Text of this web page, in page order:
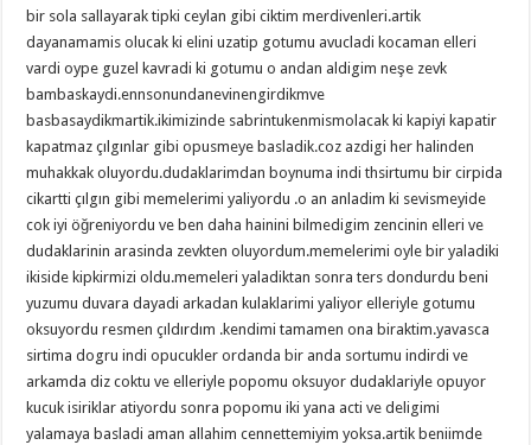
bir sola sallayarak tipki ceylan gibi ciktim merdivenleri.artik
dayanamamis olucak ki elini uzatip gotumu avucladi kocaman elleri
vardi oype guzel kavradi ki gotumu o andan aldigim neşe zevk
bambaskaydi.ennsonundanevinengirdikmve
basbasaydikmartik.ikimizinde sabrintukenmismolacak ki kapiyi kapatir
kapatmaz çılgınlar gibi opusmeye basladik.coz azdigi her halinden
muhakkak oluyordu.dudaklarimdan boynuma indi thsirtumu bir cirpida
cikartti çılgın gibi memelerimi yaliyordu .o an anladim ki sevismeyide
cok iyi öğreniyordu ve ben daha hainini bilmedigim zencinin elleri ve
dudaklarinin arasinda zevkten oluyordum.memelerimi oyle bir yaladiki
ikiside kipkirmizi oldu.memeleri yaladiktan sonra ters dondurdu beni
yuzumu duvara dayadi arkadan kulaklarimi yaliyor elleriyle gotumu
oksuyordu resmen çıldırdım .kendimi tamamen ona biraktim.yavasca
sirtima dogru indi opucukler ordanda bir anda sortumu indirdi ve
arkamda diz coktu ve elleriyle popomu oksuyor dudaklariyle opuyor
kucuk isiriklar atiyordu sonra popomu iki yana acti ve deligimi
yalamaya basladi aman allahim cennettemiyim yoksa.artik beniimde